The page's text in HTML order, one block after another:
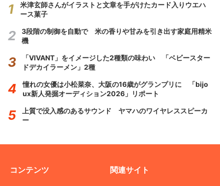
米津玄師さんがイラストと文章を手がけたカード入りウエハ
ース菓子
3段階の制御を自動で 米の香りや甘みを引き出す家庭用精米
機
「VIVANT」をイメージした2種類の味わい 「ベビースター
ドデカイラーメン」2種
憧れの女優は小松菜奈、大阪の16歳がグランプリに 「bijo
ux新人発掘オーディション2026」リポート
上質で没入感のあるサウンド ヤマハのワイヤレススピーカ
ー
コンテンツ 関連サイト